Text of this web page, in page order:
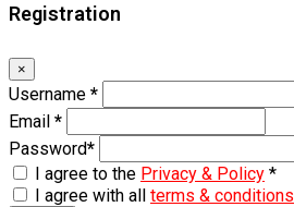
Registration
×
Username *
Email *
Password*
I agree to the Privacy & Policy *
I agree with all terms & conditions